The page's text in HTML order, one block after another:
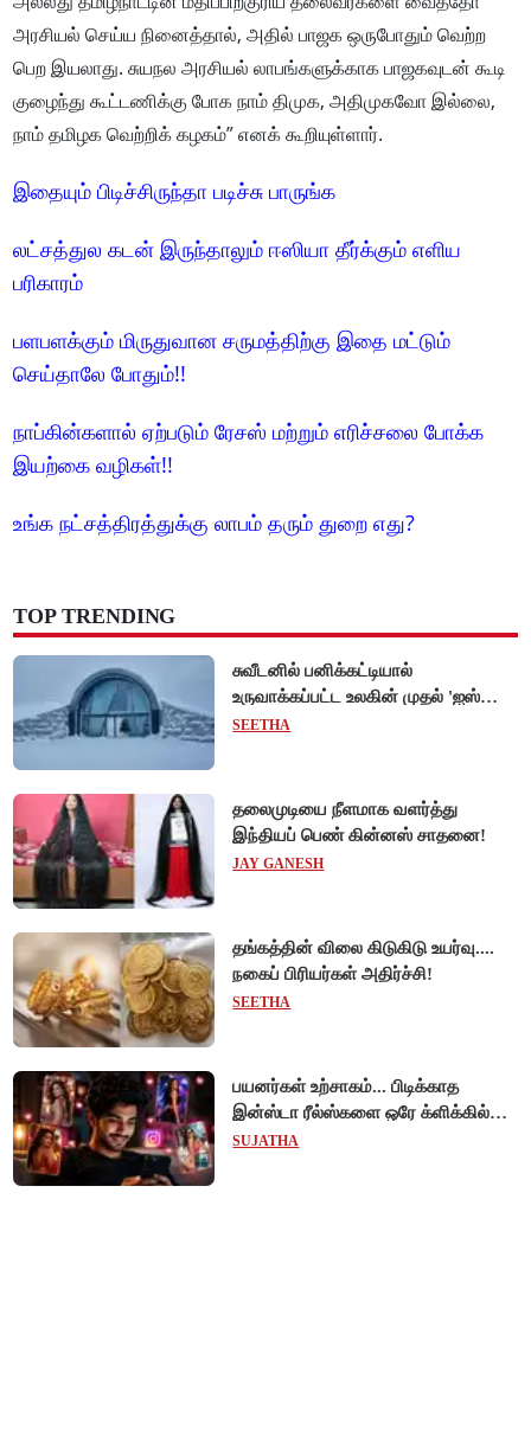
அரசியல் செய்ய நினைத்தால், அதில் பாஜக ஒருபோதும் வெற்ற
பெற இயலாது. சுயநல அரசியல் லாபங்களுக்காக பாஜகவுடன் கூடி
குழைந்து கூட்டணிக்கு போக நாம் திமுக, அதிமுகவோ இல்லை,
நாம் தமிழக வெற்றிக் கழகம்” எனக் கூறியுள்ளார்.
இதையும் பிடிச்சிருந்தா படிச்சு பாருங்க
லட்சத்துல கடன் இருந்தாலும் ஈஸியா தீர்க்கும் எளிய
பரிகாரம்
பளபளக்கும் மிருதுவான சருமத்திற்கு இதை மட்டும்
செய்தாலே போதும்!!
நாப்கின்களால் ஏற்படும் ரேசஸ் மற்றும் எரிச்சலை போக்க
இயற்கை வழிகள்!!
உங்க நட்சத்திரத்துக்கு லாபம் தரும் துறை எது?
TOP TRENDING
சுவீடனில் பனிக்கட்டியால்
உருவாக்கப்பட்ட உலகின் முதல் 'ஐஸ்
ஓட்டல்'!
SEETHA
தலைமுடியை நீளமாக வளர்த்து
இந்தியப் பெண் கின்னஸ் சாதனை!
JAY GANESH
தங்கத்தின் விலை கிடுகிடு உயர்வு....
நகைப் பிரியர்கள் அதிர்ச்சி!
SEETHA
பயனர்கள் உற்சாகம்... பிடிக்காத
இன்ஸ்டா ரீல்ஸ்களை ஒரே க்ளிக்கில்
மாற்றியமைக்கலாம்!
SUJATHA